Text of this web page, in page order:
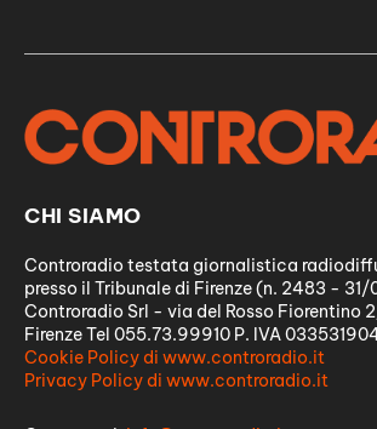
CHI SIAMO
Controradio testata giornalistica
presso il Tribunale di Firenze (n. 2483 -
Controradio Srl - via del Rosso Fiorentino
Firenze Tel 055.73.99910 P. IVA
Cookie Policy di www.controradio.it
Privacy Policy di www.controradio.it